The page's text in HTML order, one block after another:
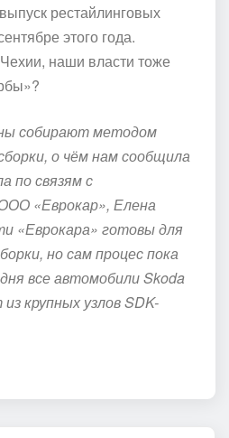
рестайлинговых
этого года.
наши власти тоже
собирают методом
о чём нам сообщила
по связям с
«Еврокар», Елена
«Еврокара» готовы для
но сам процес пока
все автомобили Skoda
крупных узлов SDK-